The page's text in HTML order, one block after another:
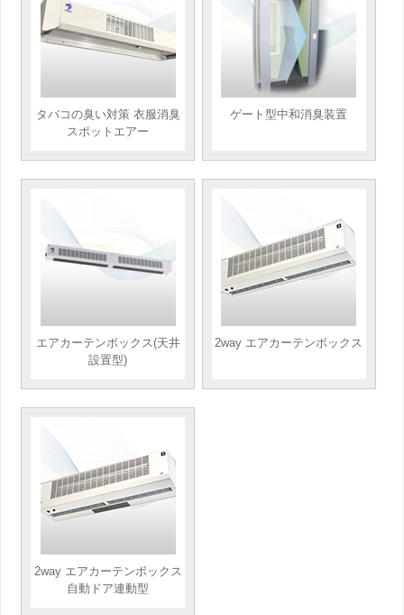
タバコの臭い対策 衣服消臭
スポットエアー
ゲート型中和消臭装置
エアカーテンボックス(天井
設置型)
2way エアカーテンボックス
2way エアカーテンボックス
自動ドア連動型